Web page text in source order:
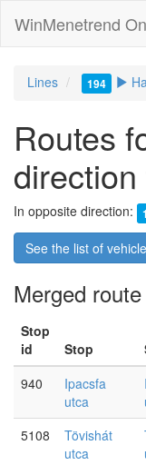
WinMenetrend
Lines 194
Routes
direction
In opposite direction:
See the list of
Merged route
Stop
id
Stop
940
Ipacsfa
utca
5108
Tövishát
utca